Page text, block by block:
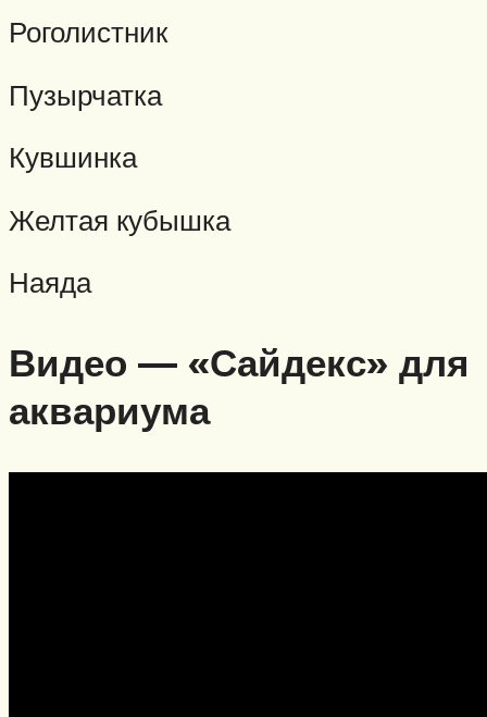
Роголистник
Пузырчатка
Кувшинка
Желтая кубышка
Наяда
Видео — «Сайдекс» для
аквариума